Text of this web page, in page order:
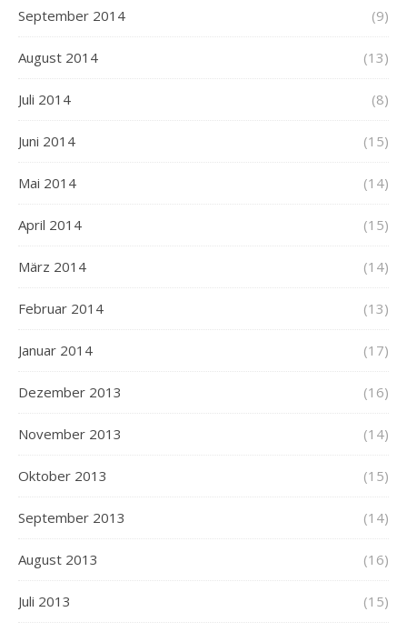
September 2014 (9)
August 2014 (13)
Juli 2014 (8)
Juni 2014 (15)
Mai 2014 (14)
April 2014 (15)
März 2014 (14)
Februar 2014 (13)
Januar 2014 (17)
Dezember 2013 (16)
November 2013 (14)
Oktober 2013 (15)
September 2013 (14)
August 2013 (16)
Juli 2013 (15)